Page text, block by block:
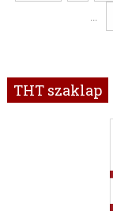
...
THT szaklap